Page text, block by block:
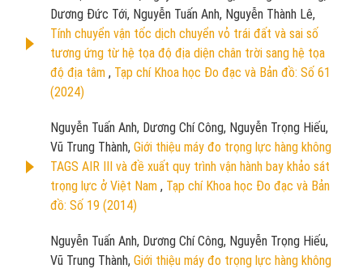
Dương Đức Tới, Nguyễn Tuấn Anh, Nguyễn Thành Lê,
Tính chuyển vận tốc dịch chuyển vỏ trái đất và sai số
tương ứng từ hệ tọa độ địa diện chân trời sang hệ tọa
độ địa tâm , Tạp chí Khoa học Đo đạc và Bản đồ: Số 61
(2024)
Nguyễn Tuấn Anh, Dương Chí Công, Nguyễn Trọng Hiếu,
Vũ Trung Thành, Giới thiệu máy đo trọng lực hàng không
TAGS AIR III và đề xuất quy trình vận hành bay khảo sát
trọng lực ở Việt Nam , Tạp chí Khoa học Đo đạc và Bản
đồ: Số 19 (2014)
Nguyễn Tuấn Anh, Dương Chí Công, Nguyễn Trọng Hiếu,
Vũ Trung Thành, Giới thiệu máy đo trọng lực hàng không